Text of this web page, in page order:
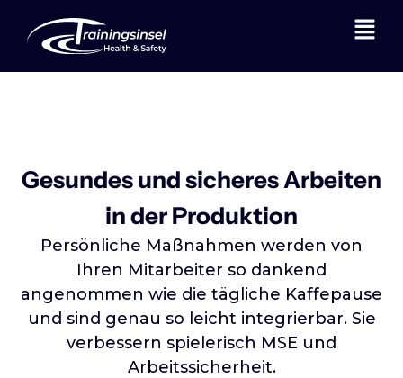
Gesundes und sicheres Arbeiten
in der Produktion
Persönliche Maßnahmen werden von
Ihren Mitarbeiter so dankend
angenommen wie die tägliche Kaffepause
und sind genau so leicht integrierbar. Sie
verbessern spielerisch MSE und
Arbeitssicherheit.